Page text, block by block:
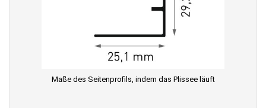
Maße des Seitenprofils, indem das Plissee läuft